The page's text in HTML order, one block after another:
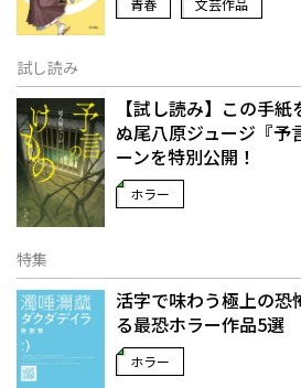
青春 文芸作品
試し読み
【試し読み】この手
ぬ――尾八原ジュージ『
ーンを特別公開！
ホラー
特集
活字で味わう極上の
る最恐ホラー作品5選
ホラー